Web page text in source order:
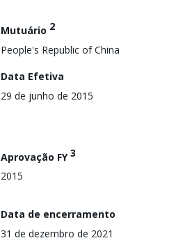
Mutuário 2
People's Republic of China
Data Efetiva
29 de junho de 2015
Aprovação FY3
2015
Data de encerramento
31 de dezembro de 2021